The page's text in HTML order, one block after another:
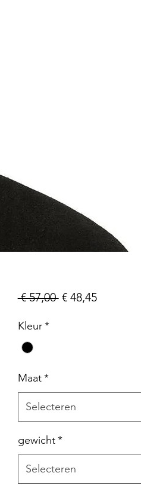
€ 57,00 Normale
€ 48,45
Kleur*
Maat*
Selecteren
gewicht*
Selecteren